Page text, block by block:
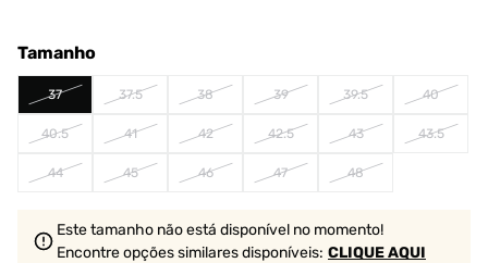
Tamanho
37 37.5 38 39 39.5 40
40.5 41 42 42.5 43 43.5
44 45 46 47 48
Este tamanho não está disponível no momento!
Encontre opções similaresdisponíveis: CLIQUE AQUI